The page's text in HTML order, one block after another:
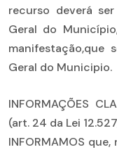
recurso deverá
Geral do
manifestação,que
Geral do Municipio.
INFORMAÇÕES
(art. 24 da Lei
INFORMAMOS